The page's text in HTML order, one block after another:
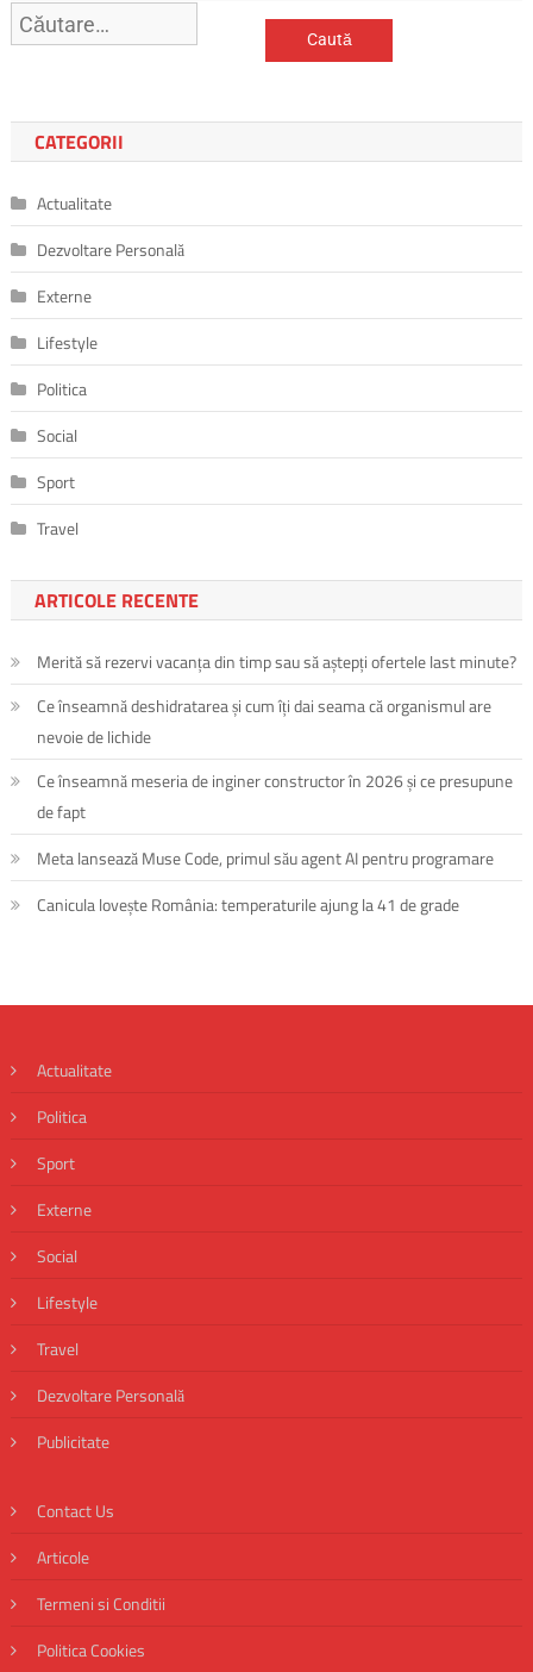
Caută
după:
CATEGORII
Actualitate
Dezvoltare Personală
Externe
Lifestyle
Politica
Social
Sport
Travel
ARTICOLE RECENTE
Merită să rezervi vacanța din timp sau să aștepți ofertele last minute?
Ce înseamnă deshidratarea și cum îți dai seama că organismul are
nevoie de lichide
Ce înseamnă meseria de inginer constructor în 2026 și ce presupune
de fapt
Meta lansează Muse Code, primul său agent AI pentru programare
Canicula lovește România: temperaturile ajung la 41 de grade
Actualitate
Politica
Sport
Externe
Social
Lifestyle
Travel
Dezvoltare Personală
Publicitate
Contact Us
Articole
Termeni si Conditii
Politica Cookies